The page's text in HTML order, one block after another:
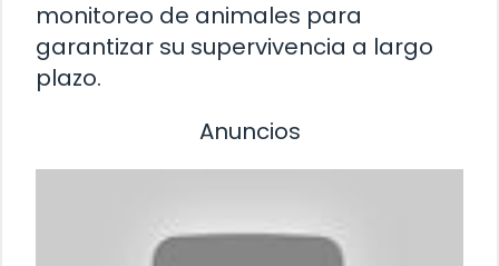
monitoreo de animales para
garantizar su supervivencia a largo
plazo.
Anuncios